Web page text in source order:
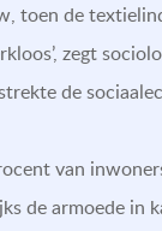
toen de
zegt
de
van
de armoede in